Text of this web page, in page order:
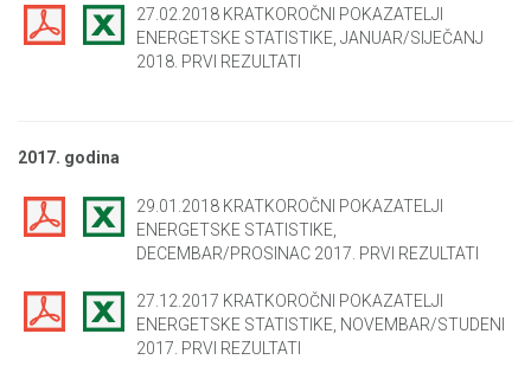
27.02.2018 KRATKOROČNI POKAZATELJI
ENERGETSKE STATISTIKE, JANUAR/SIJEČANJ
2018. PRVI REZULTATI
2017. godina
29.01.2018 KRATKOROČNI POKAZATELJI
ENERGETSKE STATISTIKE,
DECEMBAR/PROSINAC 2017. PRVI REZULTATI
27.12.2017 KRATKOROČNI POKAZATELJI
ENERGETSKE STATISTIKE, NOVEMBAR/STUDENI
2017. PRVI REZULTATI